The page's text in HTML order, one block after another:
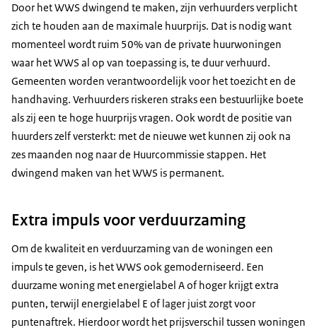
Door het WWS dwingend te maken, zijn verhuurders verplicht
zich te houden aan de maximale huurprijs. Dat is nodig want
momenteel wordt ruim 50% van de private huurwoningen
waar het WWS al op van toepassing is, te duur verhuurd.
Gemeenten worden verantwoordelijk voor het toezicht en de
handhaving. Verhuurders riskeren straks een bestuurlijke boete
als zij een te hoge huurprijs vragen. Ook wordt de positie van
huurders zelf versterkt: met de nieuwe wet kunnen zij ook na
zes maanden nog naar de Huurcommissie stappen. Het
dwingend maken van het WWS is permanent.
Extra impuls voor verduurzaming
Om de kwaliteit en verduurzaming van de woningen een
impuls te geven, is het WWS ook gemoderniseerd. Een
duurzame woning met energielabel A of hoger krijgt extra
punten, terwijl energielabel E of lager juist zorgt voor
puntenaftrek. Hierdoor wordt het prijsverschil tussen woningen